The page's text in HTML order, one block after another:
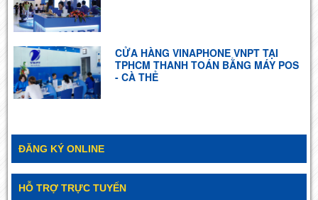
CỬA HÀNG VINAPHONE VNPT TẠI
TPHCM THANH TOÁN BẰNG MÁY POS
- CÀ THẺ
ĐĂNG KÝ ONLINE
HỖ TRỢ TRỰC TUYẾN